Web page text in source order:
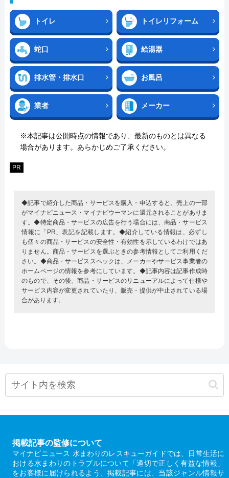
トイレ トイレリフォーム
蛇口 給湯器
排水管・排水口 お風呂
業者 メーカー
※本記事は公開時点の情報であり、最新のものとは異なる
場合があります。あらかじめご了承ください。
PR
◆記事で紹介した商品・サービスを購入・申込すると、売上の一部
がマイナビニュース・マイナビウーマンに還元されることがありま
す。◆特定商品・サービスの広告を行う場合には、商品・サービス
情報に「PR」表記を記載します。◆紹介している情報は、必ずし
も個々の商品・サービスの安全性・有効性を示しているわけではあ
りません。商品・サービスを選ぶときの参考情報としてご利用くだ
さい。◆商品・サービススペックは、メーカーやサービス事業者の
ホームページの情報を参考にしています。◆記事内容は記事作成時
のもので、その後、商品・サービスのリニューアルによって仕様や
サービス内容が変更されていたり、販売・提供が中止されている場
合があります。
掲載記事の監修について
マイナビニュース 水まわりのレスキューガイドでは、日常生活に
おける水まわりのトラブルについて「適切で正しく有益な情報」
をお客様に届けられるよう、掲載記事には、当該ジャンル情報サ